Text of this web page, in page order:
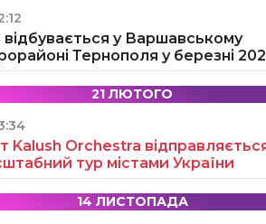
у Варшавському
Тернополя у березні
21 ЛЮТОГО
Kalush Orchestra
тур містами України
14 ЛИСТОПАДА